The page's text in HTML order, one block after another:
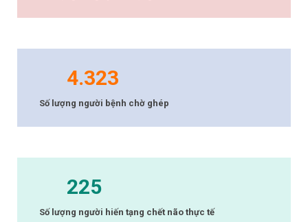
4.323
Số lượng người bệnh chờ ghép
225
Số lượng người hiến tạng chết não thực tế